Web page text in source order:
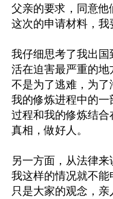
父亲的要求，同意他
这次的申请材料，我
我仔细思考了我出
活在迫害最严重的
不是为了逃难，为
我的修炼进程中的
过程和我的修炼结
真相，做好人。
另一方面，从法律
我这样的情况就不
只是大家的观念，